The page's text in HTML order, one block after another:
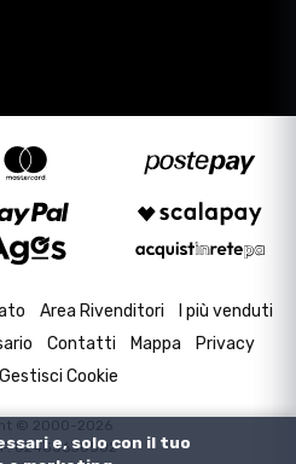
Area Rivenditori
I più venduti
Contatti Mappa
Privacy
Gestisci Cookie
© 2000-2026
02433630502
e, solo con il tuo